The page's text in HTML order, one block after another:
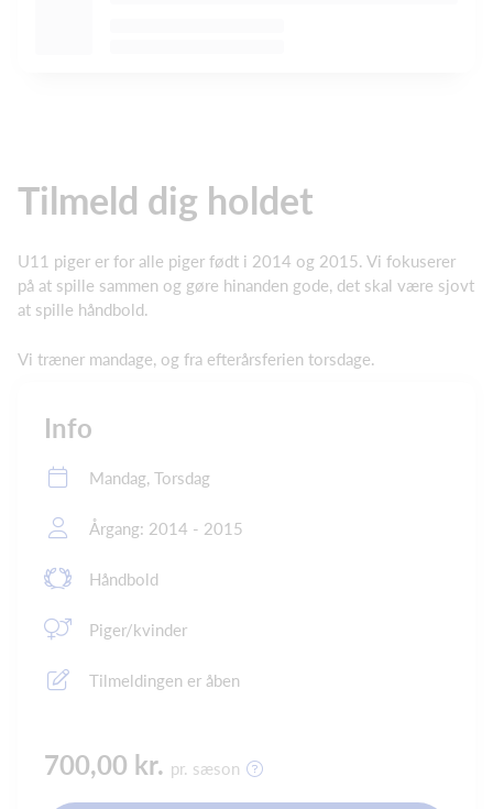
Tilmeld dig holdet
U11 piger er for alle piger født i 2014 og 2015. Vi fokuserer
på at spille sammen og gøre hinanden gode, det skal være sjovt
at spille håndbold.
Vi træner mandage, og fra efterårsferien torsdage.
Info
Mandag, Torsdag
Årgang: 2014 - 2015
Håndbold
Piger/kvinder
Tilmeldingen er åben
700,00 kr. pr. sæson